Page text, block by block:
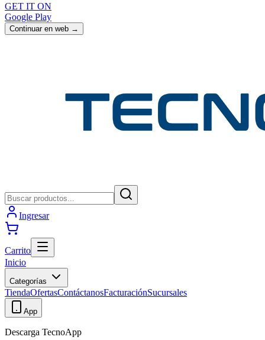
GET IT ON
Google Play
Continuar en web →
Ingresar
Carrito
Inicio
Categorías
TiendaOfertasContáctanosFacturaciónSucursales
App
Descarga TecnoApp